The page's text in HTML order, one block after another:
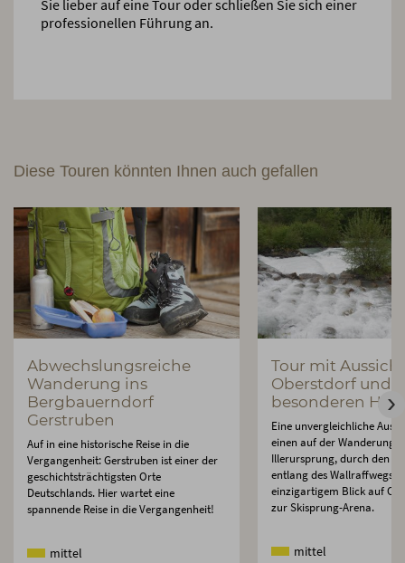
Sie lieber auf eine Tour oder schließen Sie sich einer
professionellen Führung an.
Diese Touren könnten Ihnen auch gefallen
Abwechslungsreiche
Wanderung ins
Bergbauerndorf
Gerstruben
Auf in eine historische Reise in die
Vergangenheit: Gerstruben ist einer der
geschichtsträchtigsten Orte
Deutschlands. Hier wartet eine
spannende Reise in die Vergangenheit!
mittel
Tour mit
Oberstdorf und
besonderen
Eine unvergleichliche
einen auf der Wanderung
Illerursprung, durch den
entlang des Wallraffwegs
einzigartigem Blick auf
zur Skisprung-Arena.
mittel